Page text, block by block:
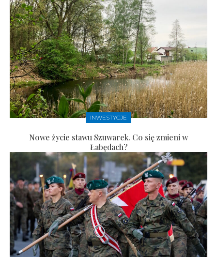
INWESTYCJE
Nowe życie stawu Szuwarek. Co się zmieni w
Łabędach?